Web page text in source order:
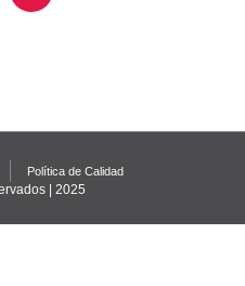
Política de Calidad
| 2025